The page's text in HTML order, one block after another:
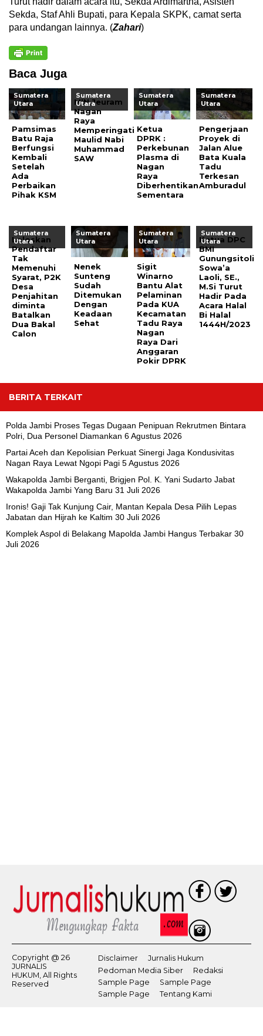
Sekda, Staf Ahli Bupati, para Kepala SKPK, camat serta
para undangan lainnya. (Zahari)
Baca Juga
Sumatera
Utara
Pamsimas
Batu Raja
Berfungsi
Kembali
Setelah
Ada
Perbaikan
Pihak KSM
Sumatera
Utara
MIN Jeuram
Nagan
Raya
Memperingati
Maulid Nabi
Muhammad
SAW
Sumatera
Utara
Ketua
DPRK :
Perkebunan
Plasma di
Nagan
Raya
Diberhentikan
Sementara
Sumatera
Utara
Pengerjaan
Proyek di
Jalan Alue
Bata Kuala
Tadu
Terkesan
Amburadul
Sumatera
Utara
Loloskan
Pendaftar
Tak
Memenuhi
Syarat, P2K
Desa
Penjahitan
diminta
Batalkan
Dua Bakal
Calon
Sumatera
Utara
Nenek
Sunteng
Sudah
Ditemukan
Dengan
Keadaan
Sehat
Sumatera
Utara
Sigit
Winarno
Bantu Alat
Pelaminan
Pada KUA
Kecamatan
Tadu Raya
Nagan
Raya Dari
Anggaran
Pokir DPRK
Sumatera
Utara
Ketua DPC
BMI
Gunungsitoli
Sowa’a
Laoli, SE.,
M.Si Turut
Hadir Pada
Acara Halal
Bi Halal
1444H/2023
BERITA TERKAIT
Polda Jambi Proses Tegas Dugaan Penipuan Rekrutmen Bintara
Polri, Dua Personel Diamankan 6 Agustus 2026
Partai Aceh dan Kepolisian Perkuat Sinergi Jaga Kondusivitas
Nagan Raya Lewat Ngopi Pagi 5 Agustus 2026
Wakapolda Jambi Berganti, Brigjen Pol. K. Yani Sudarto Jabat
Wakapolda Jambi Yang Baru 31 Juli 2026
Ironis! Gaji Tak Kunjung Cair, Mantan Kepala Desa Pilih Lepas
Jabatan dan Hijrah ke Kaltim 30 Juli 2026
Komplek Aspol di Belakang Mapolda Jambi Hangus Terbakar 30
Juli 2026
Copyright @ 26
JURNALIS
HUKUM, All Rights
Reserved
Disclaimer
Jurnalis Hukum
Pedoman Media Siber
Redaksi
Sample Page
Sample Page
Sample Page
Tentang Kami